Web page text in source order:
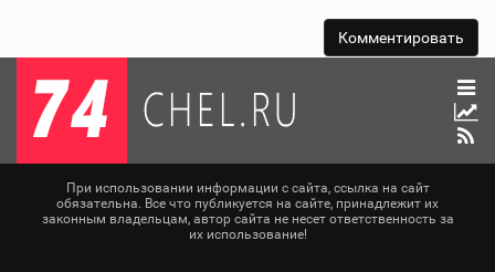
При использовании информации с сайта, ссылка на сайт
обязательна. Все что публикуется на сайте, принадлежит их
законным владельцам, автор сайта не несет ответственность за
их использование!